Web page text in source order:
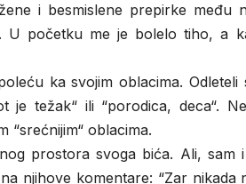
i besmislene prepirke među
U početku me je bolelo tiho, a
ka svojim oblacima. Odleteli
je težak“ ili “porodica, deca“.
“srećnijim“ oblacima.
prostora svoga bića. Ali, sam
njihove komentare: “Zar nikada